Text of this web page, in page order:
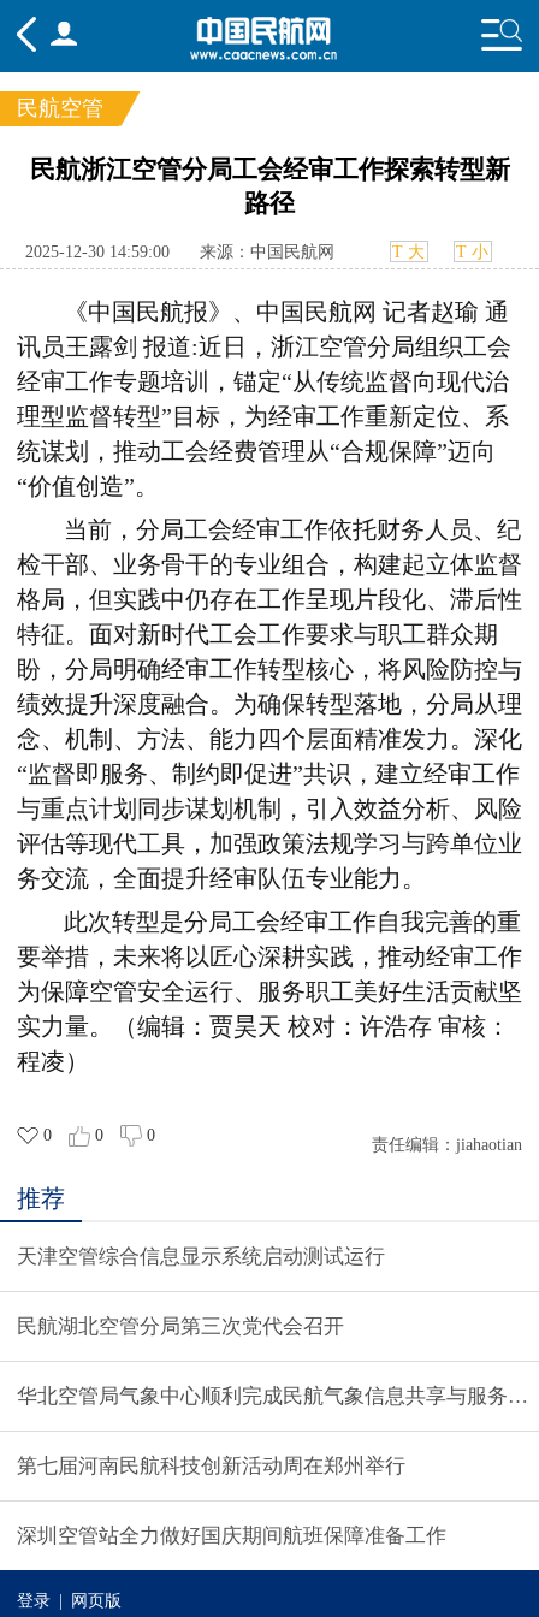
频道
国内
航图 智库 专题 舆情
民航空管
民航浙江空管分局工会经审工作探索转型新
路径
2025-12-30 14:59:00 来源：中国民航网 T 大 T 小
《中国民航报》、中国民航网 记者赵瑜 通
讯员王露剑 报道:近日，浙江空管分局组织工会
经审工作专题培训，锚定“从传统监督向现代治
理型监督转型”目标，为经审工作重新定位、系
统谋划，推动工会经费管理从“合规保障”迈向
“价值创造”。
当前，分局工会经审工作依托财务人员、纪
检干部、业务骨干的专业组合，构建起立体监督
格局，但实践中仍存在工作呈现片段化、滞后性
特征。面对新时代工会工作要求与职工群众期
盼，分局明确经审工作转型核心，将风险防控与
绩效提升深度融合。为确保转型落地，分局从理
念、机制、方法、能力四个层面精准发力。深化
“监督即服务、制约即促进”共识，建立经审工作
与重点计划同步谋划机制，引入效益分析、风险
评估等现代工具，加强政策法规学习与跨单位业
务交流，全面提升经审队伍专业能力。
此次转型是分局工会经审工作自我完善的重
要举措，未来将以匠心深耕实践，推动经审工作
为保障空管安全运行、服务职工美好生活贡献坚
实力量。（编辑：贾昊天 校对：许浩存 审核：
程凌）
0 0 0
责任编辑： jiahaotian
推荐
天津空管综合信息显示系统启动测试运行
民航湖北空管分局第三次党代会召开
华北空管局气象中心顺利完成民航气象信息共享与服务系
第七届河南民航科技创新活动周在郑州举行
深圳空管站全力做好国庆期间航班保障准备工作
登录 网页版